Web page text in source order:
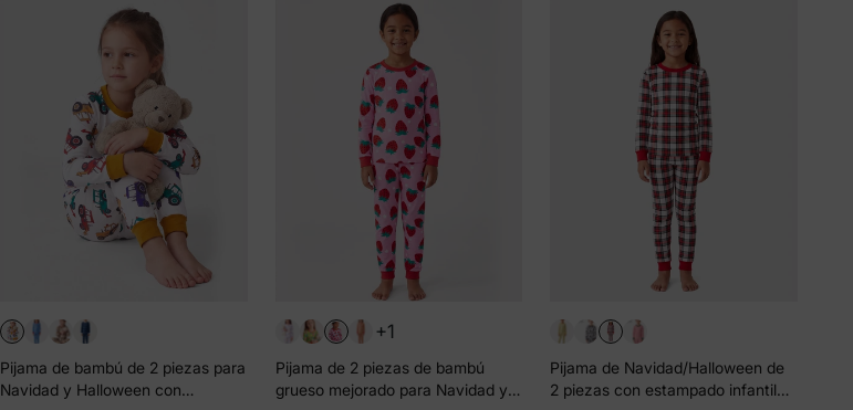
Pijama de bambú de 2 piezas para
Navidad y Halloween con
+1
Pijama de 2 piezas de bambú
grueso mejorado para Navidad y
Pijama de Navidad/Halloween de
2 piezas con estampado infantil